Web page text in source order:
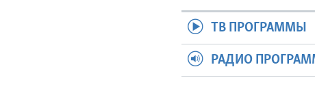
ТВ ПРОГРАММЫ
РАДИО